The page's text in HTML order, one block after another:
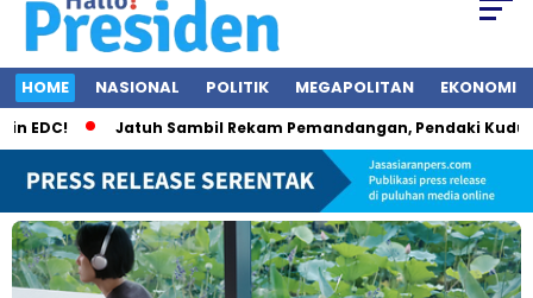
HOME NASIONAL POLITIK MEGAPOLITAN EKONOMI
Jatuh Sambil Rekam Pemandangan, Pendaki Kudus